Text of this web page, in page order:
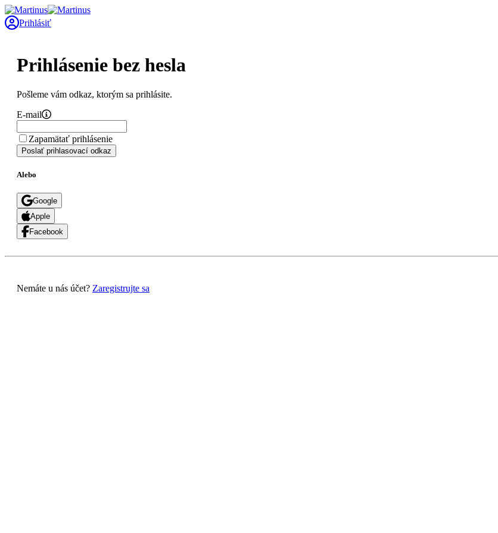
Prihlásiť
Prihlásenie bez hesla
Pošleme vám odkaz, ktorým sa prihlásite.
E-mail
Zapamätať prihlásenie
Poslať prihlasovací odkaz
Alebo
Google
Apple
Facebook
Nemáte u nás účet? Zaregistrujte sa